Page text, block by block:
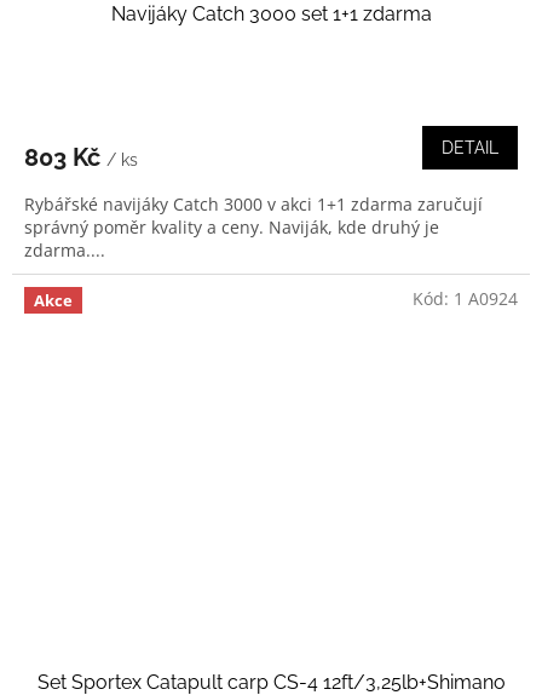
Navijáky Catch 3000 set 1+1 zdarma
803 Kč / ks
DETAIL
Rybářské navijáky Catch 3000 v akci 1+1 zdarma zaručují
správný poměr kvality a ceny. Naviják, kde druhý je
zdarma....
Akce
Set Sportex Catapult carp CS-4 12ft/3,25lb+Shimano
Kód: 1 A0924